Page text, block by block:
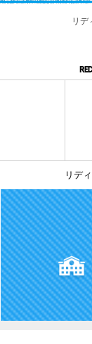
リデ
リデ